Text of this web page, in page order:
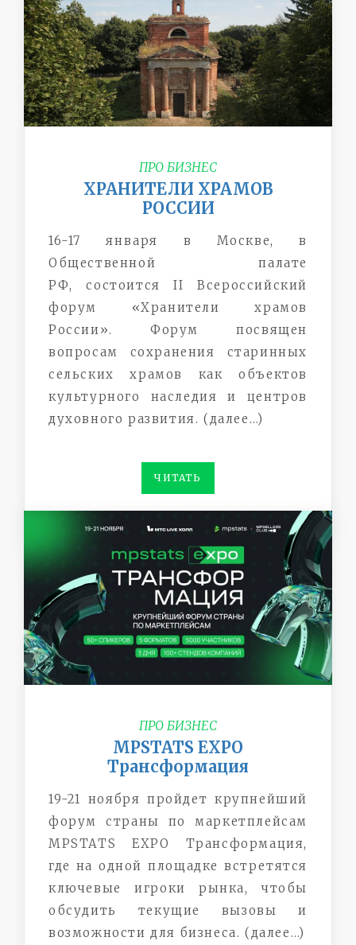
ПРО БИЗНЕС
ХРАНИТЕЛИ ХРАМОВ
РОССИИ
16-17 января в Москве, в
Общественной палате
РФ, состоится II Всероссийский
форум «Хранители храмов
России». Форум посвящен
вопросам сохранения старинных
сельских храмов как объектов
культурного наследия и центров
духовного развития. (далее…)
ЧИТАТЬ
ПРО БИЗНЕС
MPSTATS EXPO
Трансформация
19-21 ноября пройдет крупнейший
форум страны по маркетплейсам
MPSTATS EXPO Трансформация,
где на одной площадке встретятся
ключевые игроки рынка, чтобы
обсудить текущие вызовы и
возможности для бизнеса. (далее…)